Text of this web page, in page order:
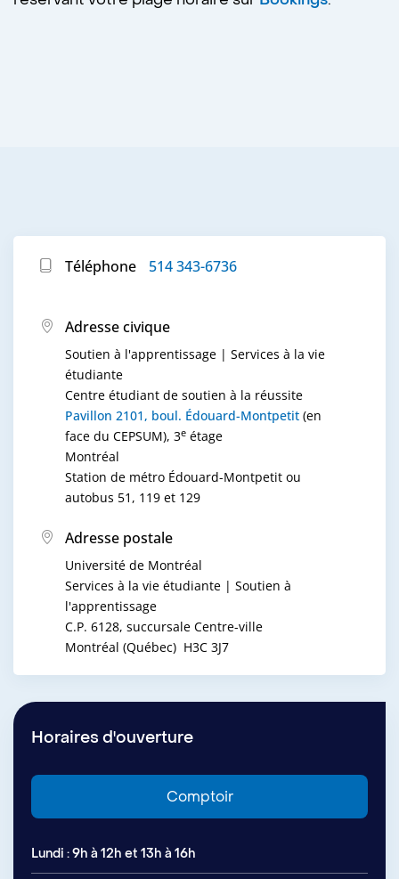
Téléphone 514 343-6736
Adresse civique
Soutien à l'apprentissage | Services à la vie
étudiante
Centre étudiant de soutien à la réussite
Pavillon 2101, boul. Édouard-Montpetit (en
face du CEPSUM), 3e étage
Montréal
Station de métro Édouard-Montpetit ou
autobus 51, 119 et 129
Adresse postale
Université de Montréal
Services à la vie étudiante | Soutien à
l'apprentissage
C.P. 6128, succursale Centre-ville
Montréal (Québec) H3C 3J7
Horaires d'ouverture
Comptoir
Lundi : 9h à 12h et 13h à 16h